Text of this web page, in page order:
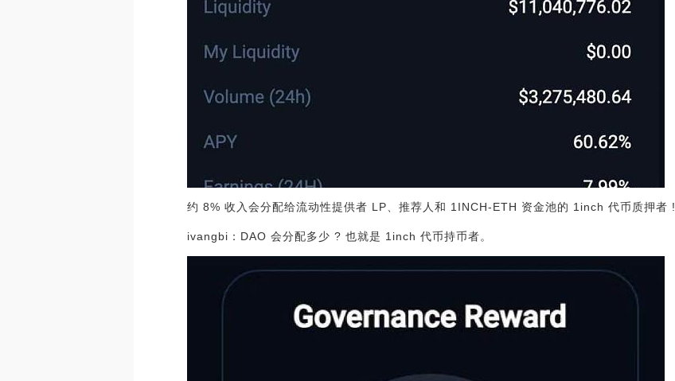
约 8% 收入会分配给流动性提供者 LP、推荐人和 1INCH-ETH 资金池的 1inch 代币质押者 !
ivangbi：DAO 会分配多少 ? 也就是 1inch 代币持币者。